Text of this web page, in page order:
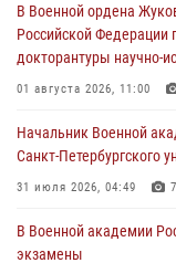
22 июля 2026, 09:41
Мастер‑класс по
20 июля 2026, 11:17 8
108 лет со дня
В Военной ордена
Российской
докторантуры научно-
01 августа 2026, 11:00
Начальник Военной
Санкт-Петербургского
31 июля 2026, 04:49 7
В Военной академии
экзамены